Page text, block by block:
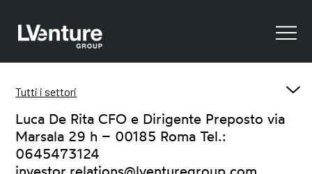
Tutti i settori
In evidenza
Comunicati Stampa Finanziari
Comunicati Stampa Startup
Luca De Rita CFO e Dirigente Preposto via
Marsala 29 h – 00185 Roma Tel.:
0645473124